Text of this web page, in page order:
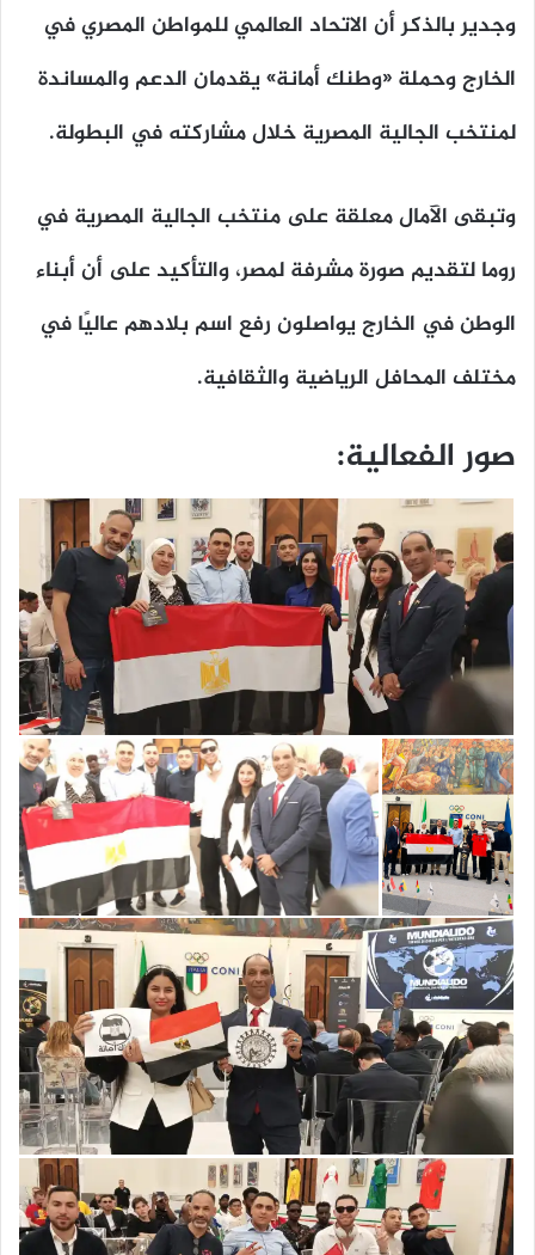
وجدير بالذكر أن الاتحاد العالمي للمواطن المصري في
الخارج وحملة «وطنك أمانة» يقدمان الدعم والمساندة
لمنتخب الجالية المصرية خلال مشاركته في البطولة.
وتبقى الآمال معلقة على منتخب الجالية المصرية في
روما لتقديم صورة مشرفة لمصر، والتأكيد على أن أبناء
الوطن في الخارج يواصلون رفع اسم بلادهم عاليًا في
مختلف المحافل الرياضية والثقافية.
صور الفعالية: